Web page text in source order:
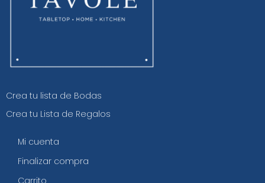
Crea tu lista de Bodas
Crea tu Lista de Regalos
Mi cuenta
Finalizar compra
Carrito